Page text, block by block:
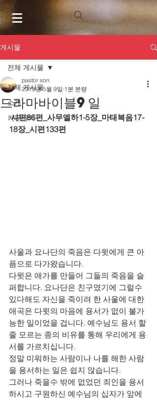
게시물
전체 게시물
소개
커뮤니티
전체 게시물
드라마바이블9일
pastor son
2019년 5월 9일 1분 분량
시편86편_사무엘하1-5장_마태복음17-
18장_시편133편
사울과 요나단의 죽음은 다윗에게 큰 아
픔으로 다가왔습니다.
다윗은 애가를 만들어 그들의 죽음을 슬
퍼합니다. 요나단은 친구였기에 그럴수
있다해도 자신을 죽이려 한 사울에 대한
애곡은 다윗의 마음에 용서가 없이 불가
능한 일이었을 겁니다. 예수님도 용서 할
줄 모르는 종의 비유를 통해 우리에게 용
서를 가르치십니다.
정말 미워하는 사람이나 나를 해한 사람
을 용서하는 일은 쉽지 않습니다.
그러나 죽을수 밖에 없었던 죄인을 용서
하시고 구원하신 예수님의 십자가 앞에